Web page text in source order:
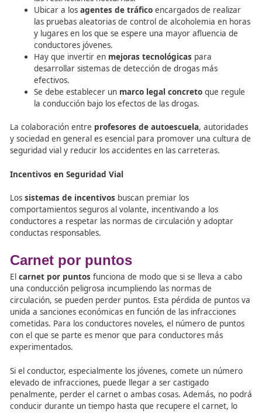
durante varios días, lo que complica vincular un positivo
prueba a una discapacidad al volante.
Legislación en países con
legal de drogas
Al problema anterior, se une el de aquellos países en los
consumo de ciertas drogas es legal. Lo ideal sería
unas limitaciones de conducción bajo los efectos de las
realizar controles a pie de carretera, al igual que con el
Conclusiones para una
eficaz
Sobre el establecimiento de una legislación eficaz para
los siniestros viales de los jóvenes, se pueden extraer
conclusiones:
Hay que llevar a cabo una
ante el incumplimiento de las normas relativas a
velocidad, el uso del cinturón de seguridad y el
de alcohol y drogas, ya que son los aspectos que
un mayor número de infracciones entre los
jóvenes.
Se deben establecer
los límites de alcohol en sangre, el número de
las restricciones nocturnas.
Ubicar a losagentes de tráfico encargados de
las pruebas aleatorias de control de alcoholemia